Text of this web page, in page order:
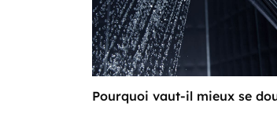
Pourquoi vaut-il mieux se